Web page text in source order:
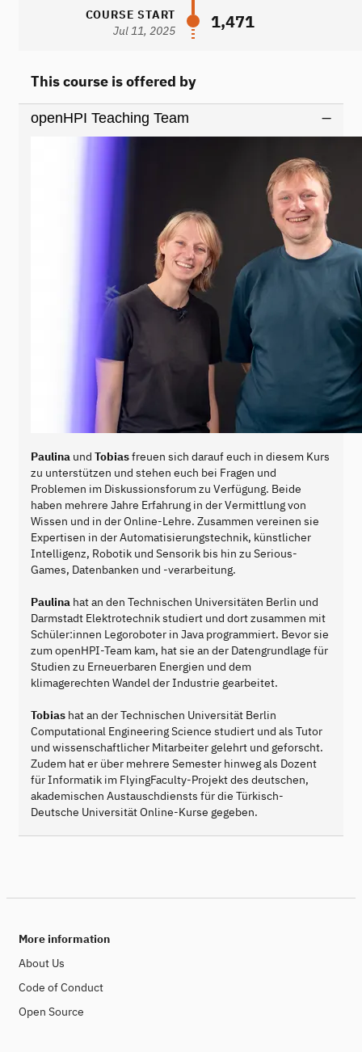
COURSE START
Jul 11, 2025
1,471
This course is offered by
openHPI Teaching Team
Paulina und Tobiasfreuen sich darauf euch in diesem Kurs
zu unterstützen und stehen euch bei Fragen und
Problemen im Diskussionsforum zu Verfügung. Beide
haben mehrere Jahre Erfahrung in der Vermittlung von
Wissen und in der Online-Lehre. Zusammen vereinen sie
Expertisen in der Automatisierungstechnik, künstlicher
Intelligenz, Robotik und Sensorik bis hin zu Serious-
Games, Datenbanken und -verarbeitung.
Paulina hat an den Technischen Universitäten Berlin und
Darmstadt Elektrotechnik studiert und dort zusammen mit
Schüler:innen Legoroboter in Java programmiert. Bevor sie
zum openHPI-Team kam, hat sie an der Datengrundlage für
Studien zu Erneuerbaren Energien und dem
klimagerechten Wandel der Industrie gearbeitet.
Tobias hat an der Technischen Universität Berlin
Computational Engineering Science studiert und als Tutor
und wissenschaftlicher Mitarbeiter gelehrt und geforscht.
Zudem hat er über mehrere Semester hinweg als Dozent
für Informatik im FlyingFaculty-Projekt des deutschen,
akademischen Austauschdiensts für die Türkisch-
Deutsche Universität Online-Kurse gegeben.
More information
About Us
Code of Conduct
Open Source